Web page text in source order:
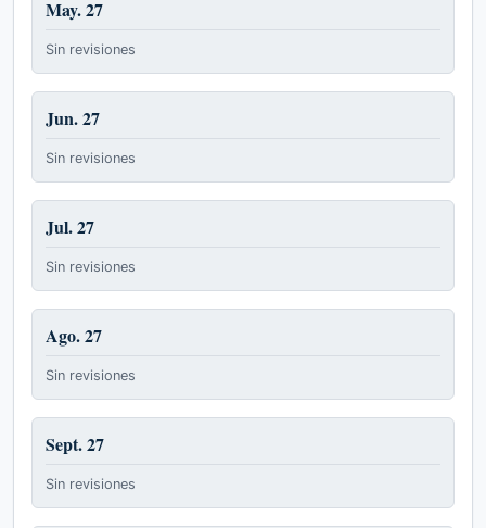
May. 27
Sin revisiones
Jun. 27
Sin revisiones
Jul. 27
Sin revisiones
Ago. 27
Sin revisiones
Sept. 27
Sin revisiones